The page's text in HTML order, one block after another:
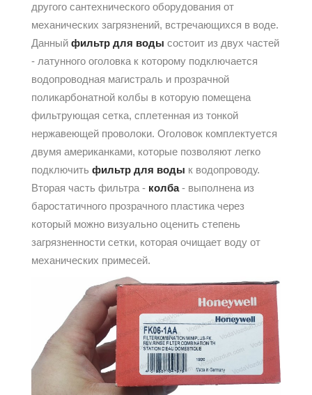
другого сантехнического оборудования от
механических загрязнений, встречающихся в воде.
Данный фильтр для воды состоит из двух частей
- латунного оголовка к которому подключается
водопроводная магистраль и прозрачной
поликарбонатной колбы в которую помещена
фильтрующая сетка, сплетенная из тонкой
нержавеющей проволоки. Оголовок комплектуется
двумя американками, которые позволяют легко
подключить фильтр для воды к водопроводу.
Вторая часть фильтра - колба- выполнена из
баростатичного прозрачного пластика через
который можно визуально оценить степень
загрязненности сетки, которая очищает воду от
механических примесей.